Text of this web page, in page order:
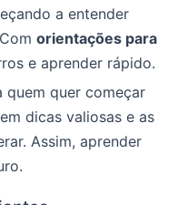
a entender
orientações para
e aprender rápido.
quem quer começar
dicas valiosas e as
Assim, aprender